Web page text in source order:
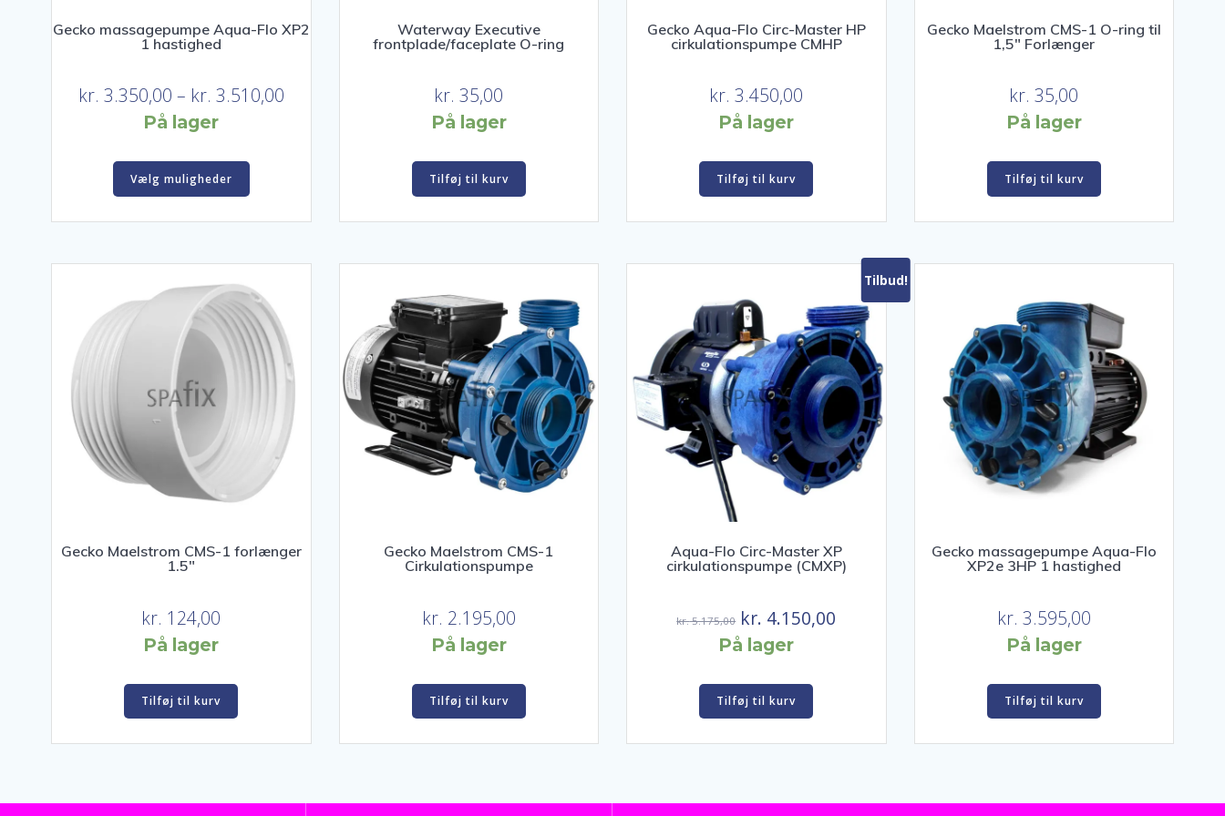
Gecko massagepumpe Aqua-Flo XP2
1 hastighed
kr. 3.350,00 – kr. 3.510,00Prisinterval:
På lager
Vælg muligheder
Dette
kan
vælges
på
varesiden
Waterway Executive
frontplade/faceplate O-ring
kr. 35,00
På lager
Tilføj til kurv
Gecko Aqua-Flo Circ-Master HP
cirkulationspumpe CMHP
kr. 3.450,00
På lager
Tilføj til kurv
Gecko Maelstrom CMS-1 O-ring til
1,5″ Forlænger
kr. 35,00
På lager
Tilføj til kurv
Gecko Maelstrom CMS-1 forlænger
1.5″
kr. 124,00
På lager
Tilføj til kurv
Gecko Maelstrom CMS-1
Cirkulationspumpe
kr. 2.195,00
På lager
Tilføj til kurv
Tilbud!
Aqua-Flo Circ-Master XP
cirkulationspumpe (CMXP)
kr.5.175,00 Den
oprindelige
var:
kr. 5.175,00.
kr. 4.150,00
På lager
Tilføj til kurv
Gecko massagepumpe Aqua-Flo
XP2e 3HP 1 hastighed
kr. 3.595,00
På lager
Tilføj til kurv